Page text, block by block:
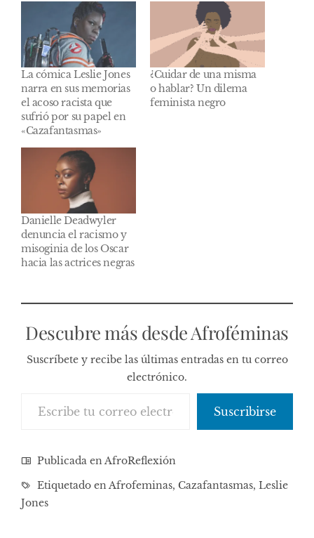
La cómica Leslie Jones
narra en sus memorias
el acoso racista que
sufrió por su papel en
«Cazafantasmas»
¿Cuidar de una misma
o hablar? Un dilema
feminista negro
Danielle Deadwyler
denuncia el racismo y
misoginia de los Oscar
hacia las actrices negras
Descubre más desde Afroféminas
Suscríbete y recibe las últimas entradas en tu correo
electrónico.
Suscribirse
Publicada en AfroReflexión
Etiquetado en Afrofeminas, Cazafantasmas, Leslie
Jones